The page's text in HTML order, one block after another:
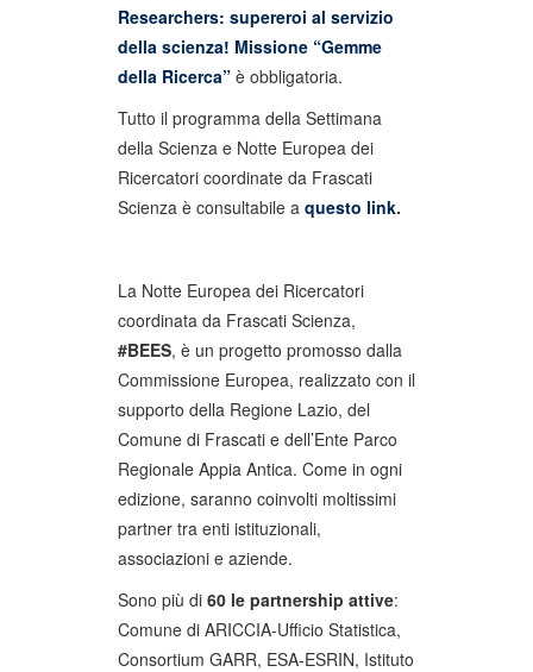
Researchers: supereroi al servizio
della scienza! Missione “Gemme
della Ricerca” è obbligatoria.
Tutto il programma della Settimana
della Scienza e Notte Europea dei
Ricercatori coordinate da Frascati
Scienza è consultabile a questo link.
La Notte Europea dei Ricercatori
coordinata da Frascati Scienza,
#BEES, è un progetto promosso dalla
Commissione Europea, realizzato con il
supporto della Regione Lazio, del
Comune di Frascati e dell’Ente Parco
Regionale Appia Antica. Come in ogni
edizione, saranno coinvolti moltissimi
partner tra enti istituzionali,
associazioni e aziende.
Sono più di 60 le partnership attive:
Comune di ARICCIA-Ufficio Statistica,
Consortium GARR, ESA-ESRIN, Istituto